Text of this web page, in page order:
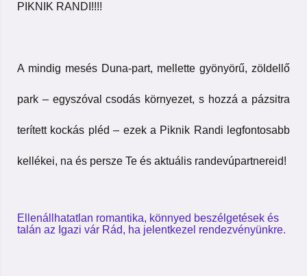
PIKNIK RANDI!!!!
A mindig mesés Duna-part, mellette gyönyörű, zöldellő
park – egyszóval csodás környezet, s hozzá a pázsitra
terített kockás pléd – ezek a Piknik Randi legfontosabb
kellékei, na és persze Te és aktuális randevúpartnereid!
Ellenállhatatlan romantika, könnyed beszélgetések és
talán az Igazi vár Rád, ha jelentkezel rendezvényünkre.